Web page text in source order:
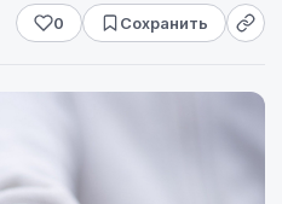
0 Сохранить